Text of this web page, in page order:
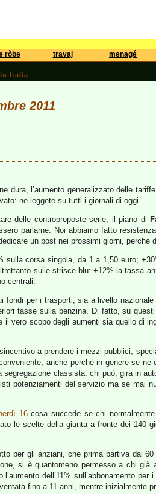
ròbe travaj menagé
Italia
2011
dura, l’aumento generalizzato delle
ne leggete su tutti i giornali di oggi.
delle controproposte serie; il piano di
parlarne. Noi abbiamo fatto
un post nei prossimi giorni, perché
sulla corsa singola, da 1 a 1,50 euro;
sulle strisce blu: +12% la tassa
centrali.
fondi per i trasporti, sia a livello
tasse sulla benzina. Di fatto, su
il vero scopo degli aumenti sia quello di
a prendere i mezzi pubblici,
anche perché in genere se
segregazione classista: chi può, gira in
potenziamenti del servizio ma se mai
16cosa succede se chi
le scelte della giunta a fronte dei 140
per gli anziani, che prima partiva dai
si è quantomeno permesso a chi già
dell’11% sull’abbonamento
fino a 11 anni, mentre inizialmente